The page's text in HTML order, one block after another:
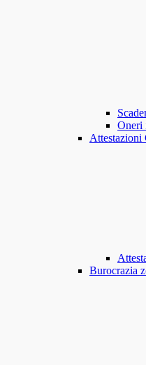
Oneri
Attestazioni
Burocrazia